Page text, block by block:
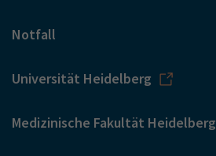
Notfall
Universität Heidelberg
Medizinische Fakultät Heidelberg